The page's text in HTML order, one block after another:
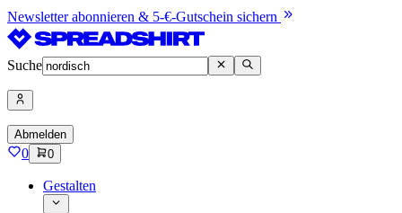
Newsletter abonnieren & 5-€-Gutschein sichern
Suche
Abmelden
0 0
Gestalten